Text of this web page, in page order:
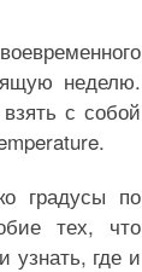
неделю.
с собой
градусы по
тех, что
узнать, где и